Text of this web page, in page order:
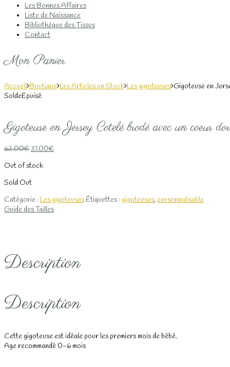
Les Bonnes Affaires
Liste de Naissance
Bibliothèque des Tissus
Contact
Mon Panier
Accueil Boutique Les Articles en Stock Les gigoteuses Gigoteuse en
SoldeEpuisé
Gigoteuse en Jersey Cotelé brodé avec un coeur
62.00€Le
initial
62.00€.
37.00€Le
Out of stock
Sold Out
Catégorie :Les gigoteuses Étiquettes : gigoteuses, personnalisable
Guide des Tailles
Description
Description
Cette gigoteuse est idéale pour les premiers mois de bébé.
Age recommandé 0-6 mois